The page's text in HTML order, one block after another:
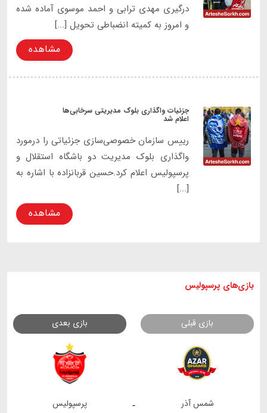
درگیری مهدی ترابی و احمد موسوی آماده شده
و امروز به کمیته انضباطی تحویل [...]
مشاهده
جزئیات واگذاری بلوک مدیریتی سرخابی‌ها
اعلام شد
رییس سازمان خصوصی‌سازی جزئیاتی را درمورد
واگذاری بلوک مدیریت دو باشگاه استقلال و
پرسپولیس اعلام کرد.حسین قربانزاده با اشاره به
[...]
مشاهده
بازی های پرسپولیس
بازی قبلی بازی بعدی
- شمس آذر پرسپولیس